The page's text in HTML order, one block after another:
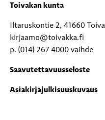
Toivakan kunta
Iltaruskontie 2, 41660
kirjaamo@toivakka.fi
p. (014) 267 4000 vaihde
Saavutettavuusseloste
Asiakirjajulkisuuskuvaus